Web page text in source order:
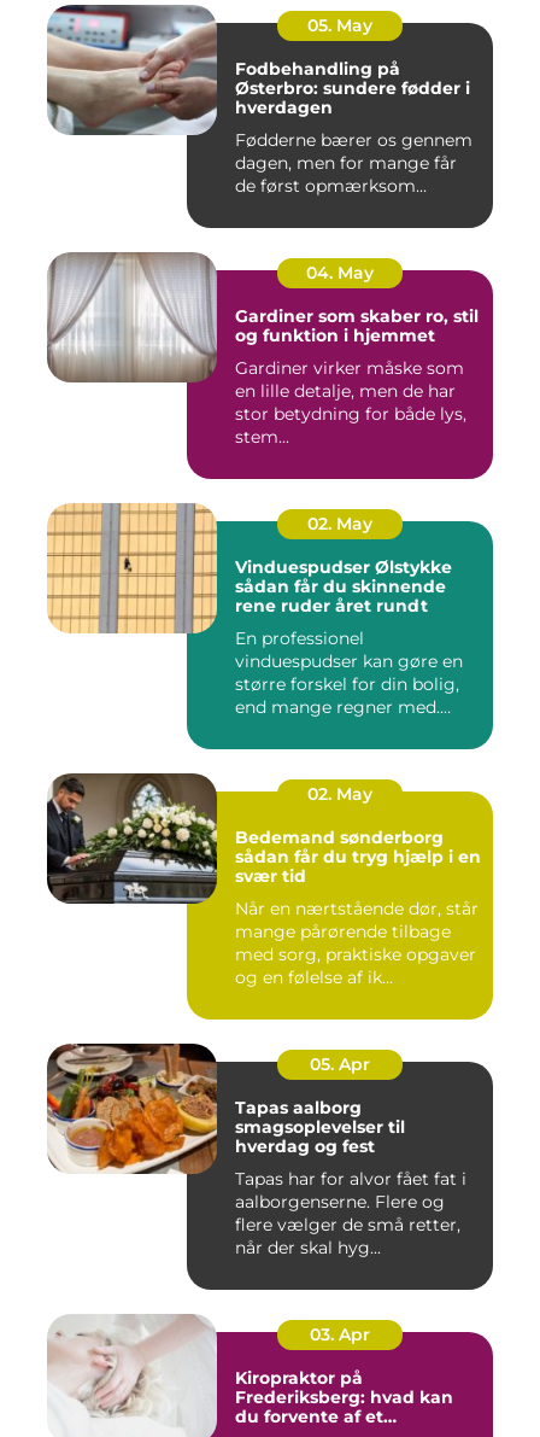
05. May
Fodbehandling på
Østerbro: sundere fødder i
hverdagen
Fødderne bærer os gennem
dagen, men for mange får
de først opmærksom...
04. May
Gardiner som skaber ro, stil
og funktion i hjemmet
Gardiner virker måske som
en lille detalje, men de har
stor betydning for både lys,
stem...
02. May
Vinduespudser Ølstykke
sådan får du skinnende
rene ruder året rundt
En professionel
vinduespudser kan gøre en
større forskel for din bolig,
end mange regner med.
02. May
Bedemand sønderborg
sådan får du tryg hjælp i en
svær tid
Når en nærtstående dør, står
mange pårørende tilbage
med sorg, praktiske opgaver
og en følelse af ik...
05. Apr
Tapas aalborg
smagsoplevelser til
hverdag og fest
Tapas har for alvor fået fat i
aalborgenserne. Flere og
flere vælger de små retter,
når der skal hyg...
03. Apr
Kiropraktor på
Frederiksberg: hvad kan
du forvente af et